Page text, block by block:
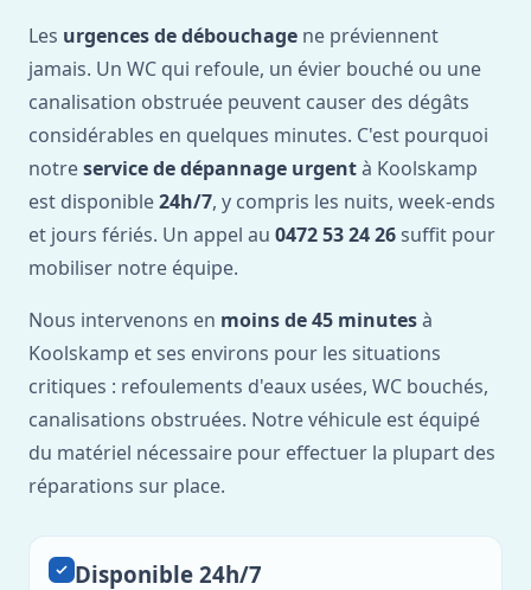
Les urgences de débouchage ne préviennent
jamais. Un WC qui refoule, un évier bouché ou une
canalisation obstruée peuvent causer des dégâts
considérables en quelques minutes. C'est pourquoi
notreservice de dépannage urgentà Koolskamp
est disponible24h/7, y compris les nuits, week-ends
et jours fériés. Un appel au 0472 53 24 26 suffit pour
mobiliser notre équipe.
Nous intervenons en moins de 45 minutesà
Koolskamp et ses environs pour les situations
critiques : refoulements d'eaux usées, WC bouchés,
canalisations obstruées. Notre véhicule est équipé
du matériel nécessaire pour effectuer la plupart des
réparations sur place.
Disponible 24h/7